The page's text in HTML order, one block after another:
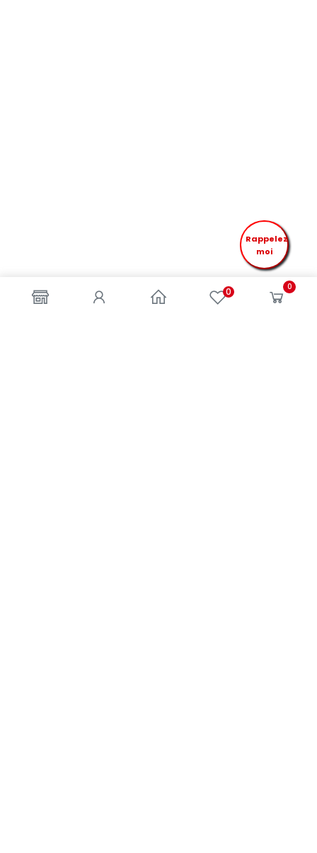
0 0
Rappelez
moi